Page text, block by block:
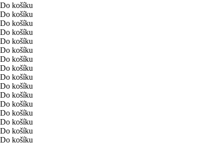
Do košíku
Do košíku
Do košíku
Do košíku
Do košíku
Do košíku
Do košíku
Do košíku
Do košíku
Do košíku
Do košíku
Do košíku
Do košíku
Do košíku
Do košíku
Do košíku